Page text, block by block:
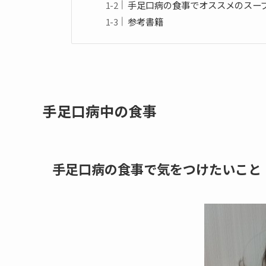
手足口病の食事でオススメのスー
参考書籍
手足口病中の食事
手足口病の食事で気をつけたいこと